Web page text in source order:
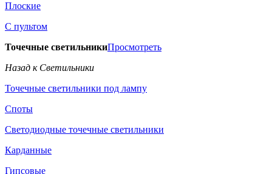
Плоские
С пультом
Точечные светильникиПросмотреть
Назад к Светильники
Точечные светильники под лампу
Споты
Светодиодные точечные светильники
Карданные
Гипсовые